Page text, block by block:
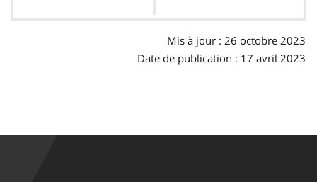
Mis à jour : 26 octobre 2023
Date de publication : 17 avril 2023